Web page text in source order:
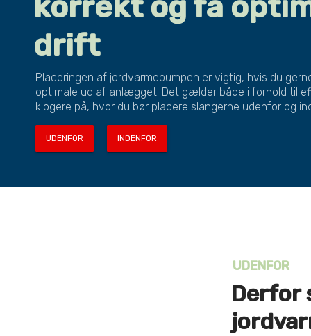
drift
Placeringen af jordvarmepumpen er vigtig, hvis du
optimale ud af anlægget. Det gælder både i forhold til
klogere på, hvor du bør placere slangerne udenfor og
UDENFOR INDENFOR
UDENFOR
Derfor